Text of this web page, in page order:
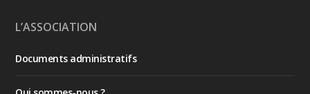
L’ASSOCIATION
Documents administratifs